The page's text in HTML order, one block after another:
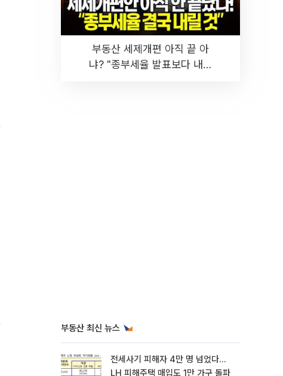
부동산 세제개편 아직 끝 아
냐? "종부세율 발표보다 내릴
부동산 최신 뉴스
전세사기 피해자 4만 명 넘었다…
LH 피해주택 매입도 1만 가구 돌파